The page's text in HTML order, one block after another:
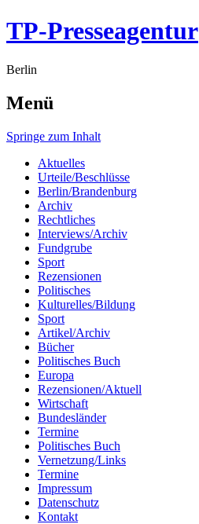
TP-Presseagentur
Berlin
Menü
Springe zum Inhalt
Aktuelles
Urteile/Beschlüsse
Berlin/Brandenburg
Archiv
Rechtliches
Interviews/Archiv
Fundgrube
Sport
Rezensionen
Politisches
Kulturelles/Bildung
Sport
Artikel/Archiv
Bücher
Politisches Buch
Europa
Rezensionen/Aktuell
Wirtschaft
Bundesländer
Termine
Politisches Buch
Vernetzung/Links
Termine
Impressum
Datenschutz
Kontakt